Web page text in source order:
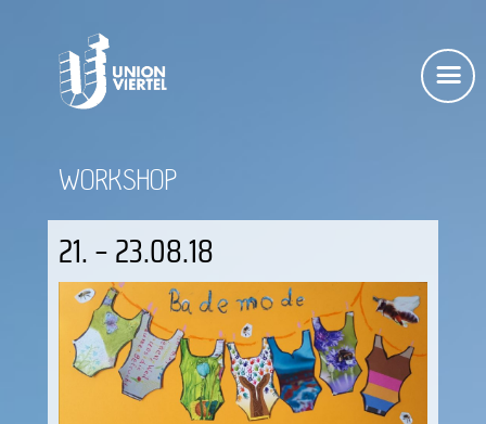
WORKSHOP
21. – 23.08.18